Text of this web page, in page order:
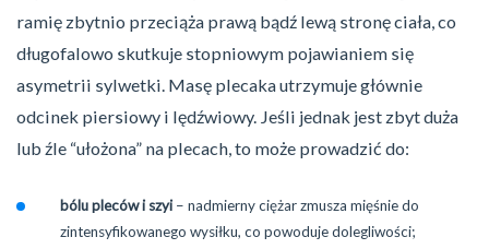
ramię zbytnio przeciąża prawą bądź lewą stronę ciała, co
długofalowo skutkuje stopniowym pojawianiem się
asymetrii sylwetki. Masę plecaka utrzymuje głównie
odcinek piersiowy i lędźwiowy. Jeśli jednak jest zbyt duża
lub źle “ułożona” na plecach, to może prowadzić do:
bólu pleców i szyi – nadmierny ciężar zmusza mięśnie do
zintensyfikowanego wysiłku, co powoduje dolegliwości;